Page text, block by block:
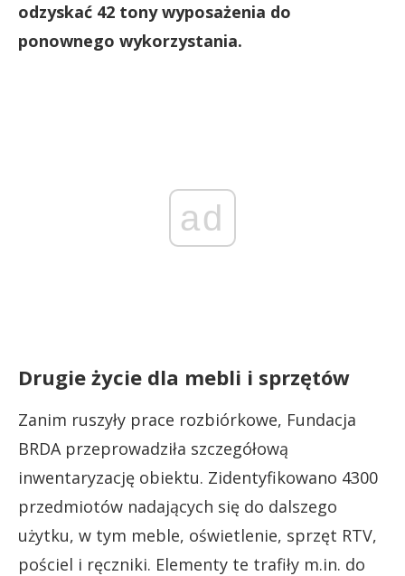
odzyskać 42 tony wyposażenia do
ponownego wykorzystania.
ad
Drugie życie dla mebli i sprzętów
Zanim ruszyły prace rozbiórkowe, Fundacja
BRDA przeprowadziła szczegółową
inwentaryzację obiektu. Zidentyfikowano 4300
przedmiotów nadających się do dalszego
użytku, w tym meble, oświetlenie, sprzęt RTV,
pościel i ręczniki. Elementy te trafiły m.in. do